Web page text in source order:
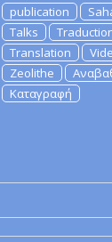
publication
Talks
Translation
Zeolithe
Καταγραφή